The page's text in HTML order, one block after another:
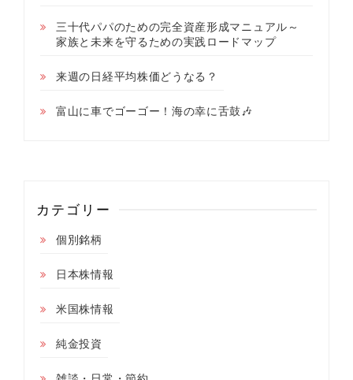
三十代パパのための完全資産形成マニュアル～
家族と未来を守るための実践ロードマップ
来週の日経平均株価どうなる？
富山に車でゴーゴー！海の幸に舌鼓🎶
カテゴリー
個別銘柄
日本株情報
米国株情報
純金投資